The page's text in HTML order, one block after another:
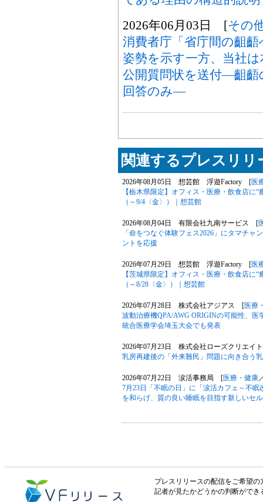
2026年06月03日 [その
消費者庁「省庁間の齟
姿勢を示す一方、当社
公開質問状を送付―齟齬
回答のみ―
関連するプレスリリ
2026年08月05日 想芸館 浮遊Factory [医
【栃木県限定】オフィス・医療・飲食店に
（～9/4〈金〉）｜想芸館
2026年08月04日 有限会社九南サービス [
「命をつなぐ体験フェス2026」にタマチ
ントを応援
2026年07月29日 想芸館 浮遊Factory [医
【茨城県限定】オフィス・医療・飲食店に
（～8/28〈金〉）｜想芸館
2026年07月28日 株式会社アジアス [医療
波動治療機QPA/AWG ORIGINの可能性、
統合医療学会埼玉大会でも発表
2026年07月23日 株式会社ローズクリエイ
乳房再建後の「外来難民」問題に向き合う
2026年07月22日 涙活事務局 [医療・健康
7月23日「不眠の日」に「涙活カフェ～不
を和らげ、質の良い睡眠を目指す新しいセ
プレスリリースの配信をご希望の
記者が見たかどうかの判断がで